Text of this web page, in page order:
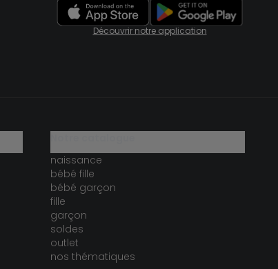
Découvrir notre application
naissance
bébé fille
bébé garçon
fille
garçon
soldes
outlet
nos thématiques